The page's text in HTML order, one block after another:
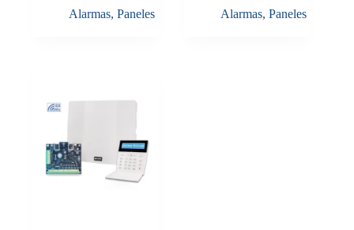
Alarmas, Paneles
Alarmas, Paneles